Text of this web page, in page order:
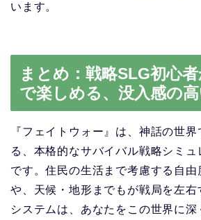
います。
まとめ：戦略SLG初心
で楽しめる、没入感の
『フェイトウォー』は、神話の世
る、本格的なサバイバル戦略シミュ
です。住民の生活まで考慮する自由
や、天候・地形までもが戦局を左右
システムは、あなたをこの世界に深